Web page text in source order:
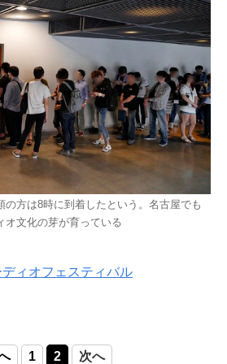
の方は8時に到着したという。名古屋でも
オ文化の芽が育っている
ィオフェスティバル
1 2 次へ